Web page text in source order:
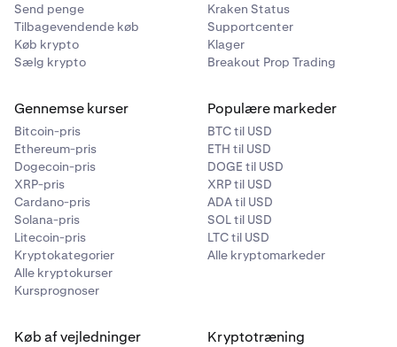
Send penge
Tilbagevendende køb
Køb krypto
Sælg krypto
Kraken Status
Supportcenter
Klager
Breakout Prop Trading
Gennemse kurser
Bitcoin-pris
Ethereum-pris
Dogecoin-pris
XRP-pris
Cardano-pris
Solana-pris
Litecoin-pris
Kryptokategorier
Alle kryptokurser
Kursprognoser
Populære markeder
BTC til USD
ETH til USD
DOGE til USD
XRP til USD
ADA til USD
SOL til USD
LTC til USD
Alle kryptomarkeder
Køb af vejledninger Kryptotræning